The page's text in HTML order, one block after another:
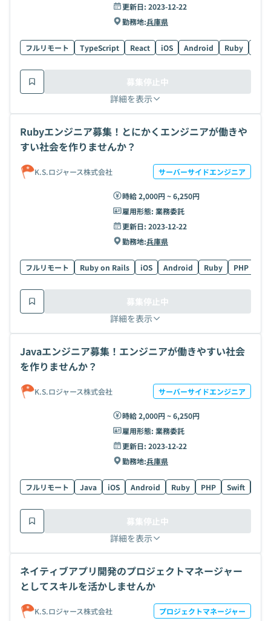
更新日: 2023-12-22
勤務地:兵庫県
フルリモート TypeScript React iOS Android Ruby
詳細を表示
募集停止中
Rubyエンジニア募集！とにかくエンジニアが働きや
すい社会を作りませんか？
K.S.ロジャース株式会社 サーバーサイドエンジニア
時給 2,000円 ~ 6,250円
雇用形態: 業務委託
更新日: 2023-12-22
勤務地:兵庫県
フルリモート Ruby on Rails iOS Android Ruby PHP
詳細を表示
募集停止中
Javaエンジニア募集！エンジニアが働きやすい社会
を作りませんか？
K.S.ロジャース株式会社 サーバーサイドエンジニア
時給 2,000円 ~ 6,250円
雇用形態: 業務委託
更新日: 2023-12-22
勤務地:兵庫県
フルリモート Java iOS Android Ruby PHP Swift
詳細を表示
募集停止中
ネイティブアプリ開発のプロジェクトマネージャー
としてスキルを活かしませんか
K.S.ロジャース株式会社 プロジェクトマネージャー